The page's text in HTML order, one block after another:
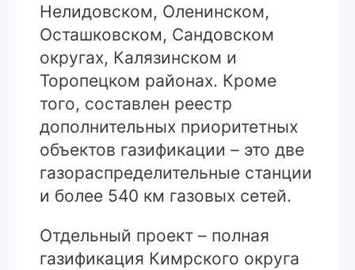
Нелидовском, Оленинском,
Осташковском, Сандовском
округах, Калязинском и
Торопецком районах. Кроме
того, составлен реестр
дополнительных приоритетных
объектов газификации – это две
газораспределительные станции
и более 540 км газовых сетей.
Отдельный проект – полная
газификация Кимрского округа